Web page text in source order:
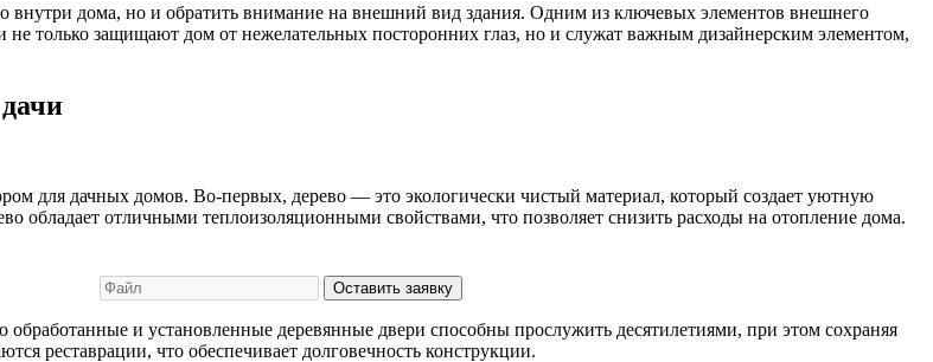
внутри дома, но и обратить внимание на внешний вид здания. Одним из ключевых элементов внешнего
только защищают дом от нежелательных посторонних глаз, но и служат важным дизайнерским элементом,
для дачных домов. Во-первых, дерево — это экологически чистый материал, который создает уютную
обладает отличными теплоизоляционными свойствами, что позволяет снизить расходы на отопление дома.
Оставить заявку
и установленные деревянные двери способны прослужить десятилетиями, при этом сохраняя
реставрации, что обеспечивает долговечность конструкции.